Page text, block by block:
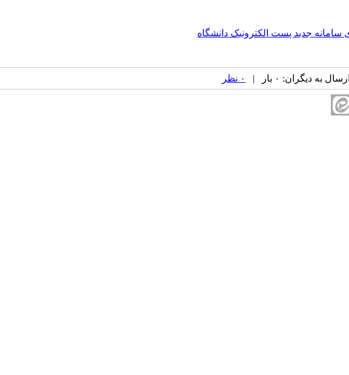
سامانه جدید پست الکترونیک دانشگاه
به دیگران: ۰ بار | ۰ نظر